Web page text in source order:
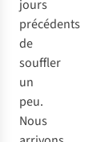
jours
précédents
de
souffler
un
peu.
Nous